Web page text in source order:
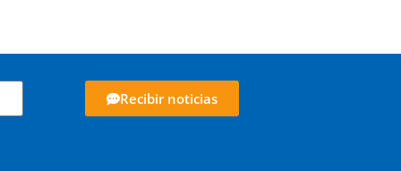
Recibir noticias